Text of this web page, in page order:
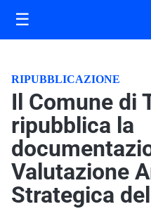
☰
RIPUBBLICAZIONE
Il Comune di
ripubblica la
Valutazione
Strategica